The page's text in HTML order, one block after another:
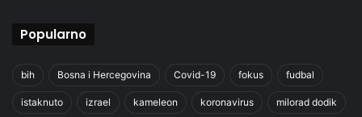
Popularno
bih Bosna i Hercegovina Covid-19 fokus fudbal
istaknuto izrael kameleon koronavirus milorad dodik